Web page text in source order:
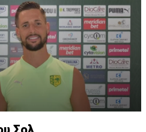
ώστε να μετακομίσει
νέα ομάδα το τρέχον